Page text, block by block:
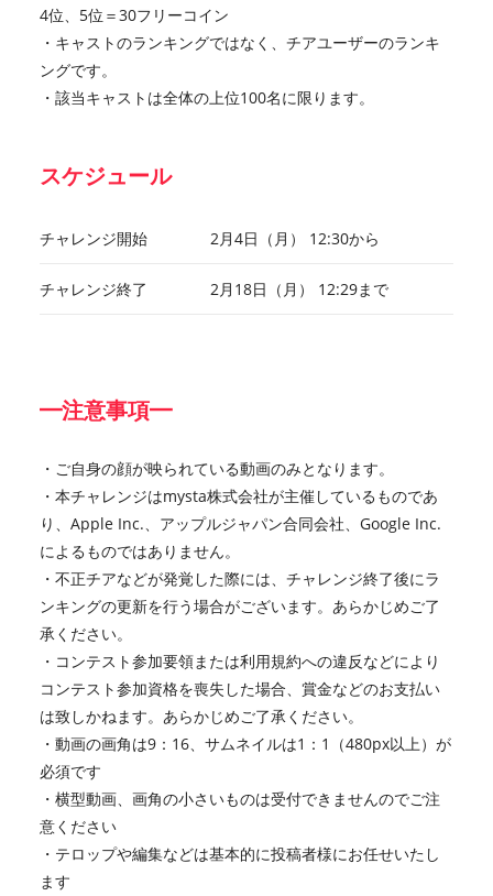
4位、5位＝30フリーコイン
・キャストのランキングではなく、チアユーザーのランキ
ングです。
・該当キャストは全体の上位100名に限ります。
スケジュール
チャレンジ開始 2月4日（月） 12:30から
チャレンジ終了 2月18日（月） 12:29まで
━注意事項━
・ご自身の顔が映られている動画のみとなります。
・本チャレンジはmysta株式会社が主催しているものであ
り、Apple Inc.、アップルジャパン合同会社、Google Inc.
によるものではありません。
・不正チアなどが発覚した際には、チャレンジ終了後にラ
ンキングの更新を行う場合がございます。あらかじめご了
承ください。
・コンテスト参加要領または利用規約への違反などにより
コンテスト参加資格を喪失した場合、賞金などのお支払い
は致しかねます。あらかじめご了承ください。
・動画の画角は9：16、サムネイルは1：1（480px以上）が
必須です
・横型動画、画角の小さいものは受付できませんのでご注
意ください
・テロップや編集などは基本的に投稿者様にお任せいたし
ます